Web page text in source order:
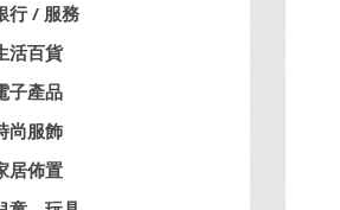
行 / 服務
活百貨
子產品
尚服飾
居佈置